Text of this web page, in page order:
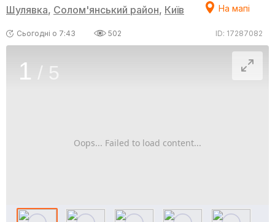
Шулявка, Солом'янський район, Київ На мапі
Сьогодні о 7:43 502 ID: 17287082
Oops... Failed to load content...
1 / 5